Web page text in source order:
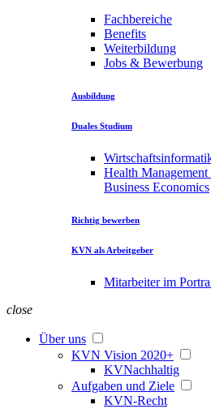
Fachbereiche
Benefits
Weiterbildung
Jobs & Bewerbung
Ausbildung
Duales Studium
Health
Business Economics
Richtig bewerben
KVN als Arbeitgeber
Mitarbeiter im
close
Über uns
KVN Vision 2020+
KVNachhaltig
Aufgaben und Ziele
KVN-Recht